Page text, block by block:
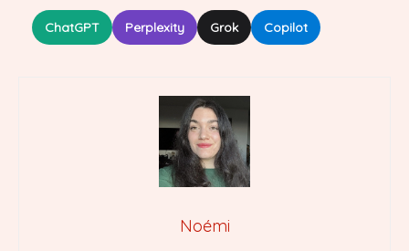
ChatGPT Perplexity Grok Copilot
Noémi